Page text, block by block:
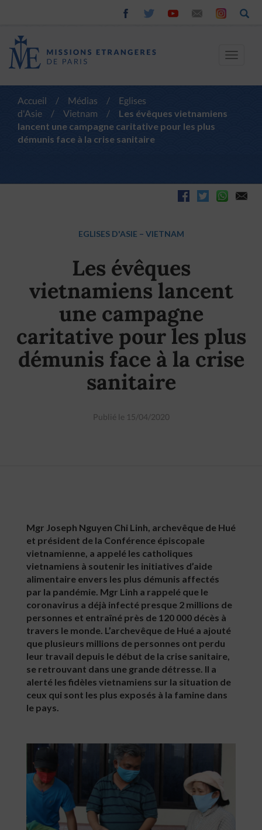
Toggle
Accueil / Médias /
Eglises
d'Asie
/ Vietnam /
Les évêques vietnamiens
lancent une campagne caritative pour les plus
démunis face à la crise sanitaire
EGLISES D'ASIE – VIETNAM
Les évêques
vietnamiens lancent
une campagne
caritative pour les plus
démunis face à la crise
sanitaire
Publié le 15/04/2020
Mgr Joseph Nguyen Chi Linh, archevêque de Hué
et président de la Conférence épiscopale
vietnamienne, a appelé les catholiques
vietnamiens à soutenir les initiatives d’aide
alimentaire envers les plus démunis affectés
par la pandémie. Mgr Linh a rappelé que le
coronavirus a déjà infecté presque 2 millions de
personnes et entraîné près de 120 000 décès à
travers le monde. L’archevêque de Hué a ajouté
que plusieurs millions de personnes ont perdu
leur travail depuis le début de la crise sanitaire,
se retrouvant dans une grande détresse. Il a
alerté les fidèles vietnamiens sur la situation de
ceux qui sont les plus exposés à la famine dans
le pays.